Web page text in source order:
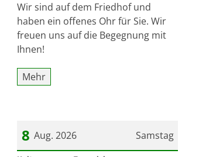
Wir sind auf dem Friedhof und
haben ein offenes Ohr für Sie. Wir
freuen uns auf die Begegnung mit
Ihnen!
Mehr
Samstag
8 Aug. 2026